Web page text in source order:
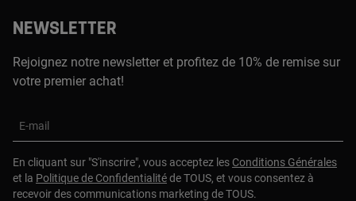
NEWSLETTER
Rejoignez notre newsletter et profitez de 10% de remise sur
votre premier achat!
E-mail
En cliquant sur "S'inscrire", vous acceptez les Conditions Générales
et la Politique de Confidentialitéde TOUS, et vous consentez à
recevoir des communications marketing de TOUS.